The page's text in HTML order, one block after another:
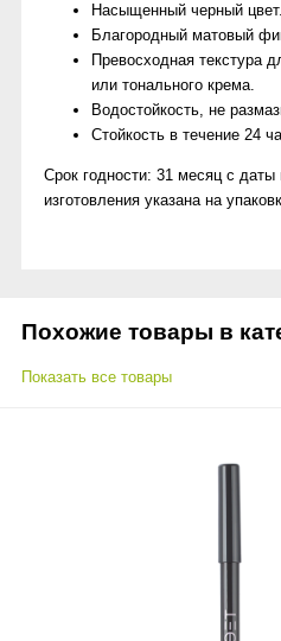
Насыщенный черный цвет.
Благородный матовый
Превосходная текстура
или тонального крема.
Водостойкость, не
Стойкость в течение 24
Срок годности: 31 месяц с даты
изготовления указана на
Похожие товары в
Показать все товары